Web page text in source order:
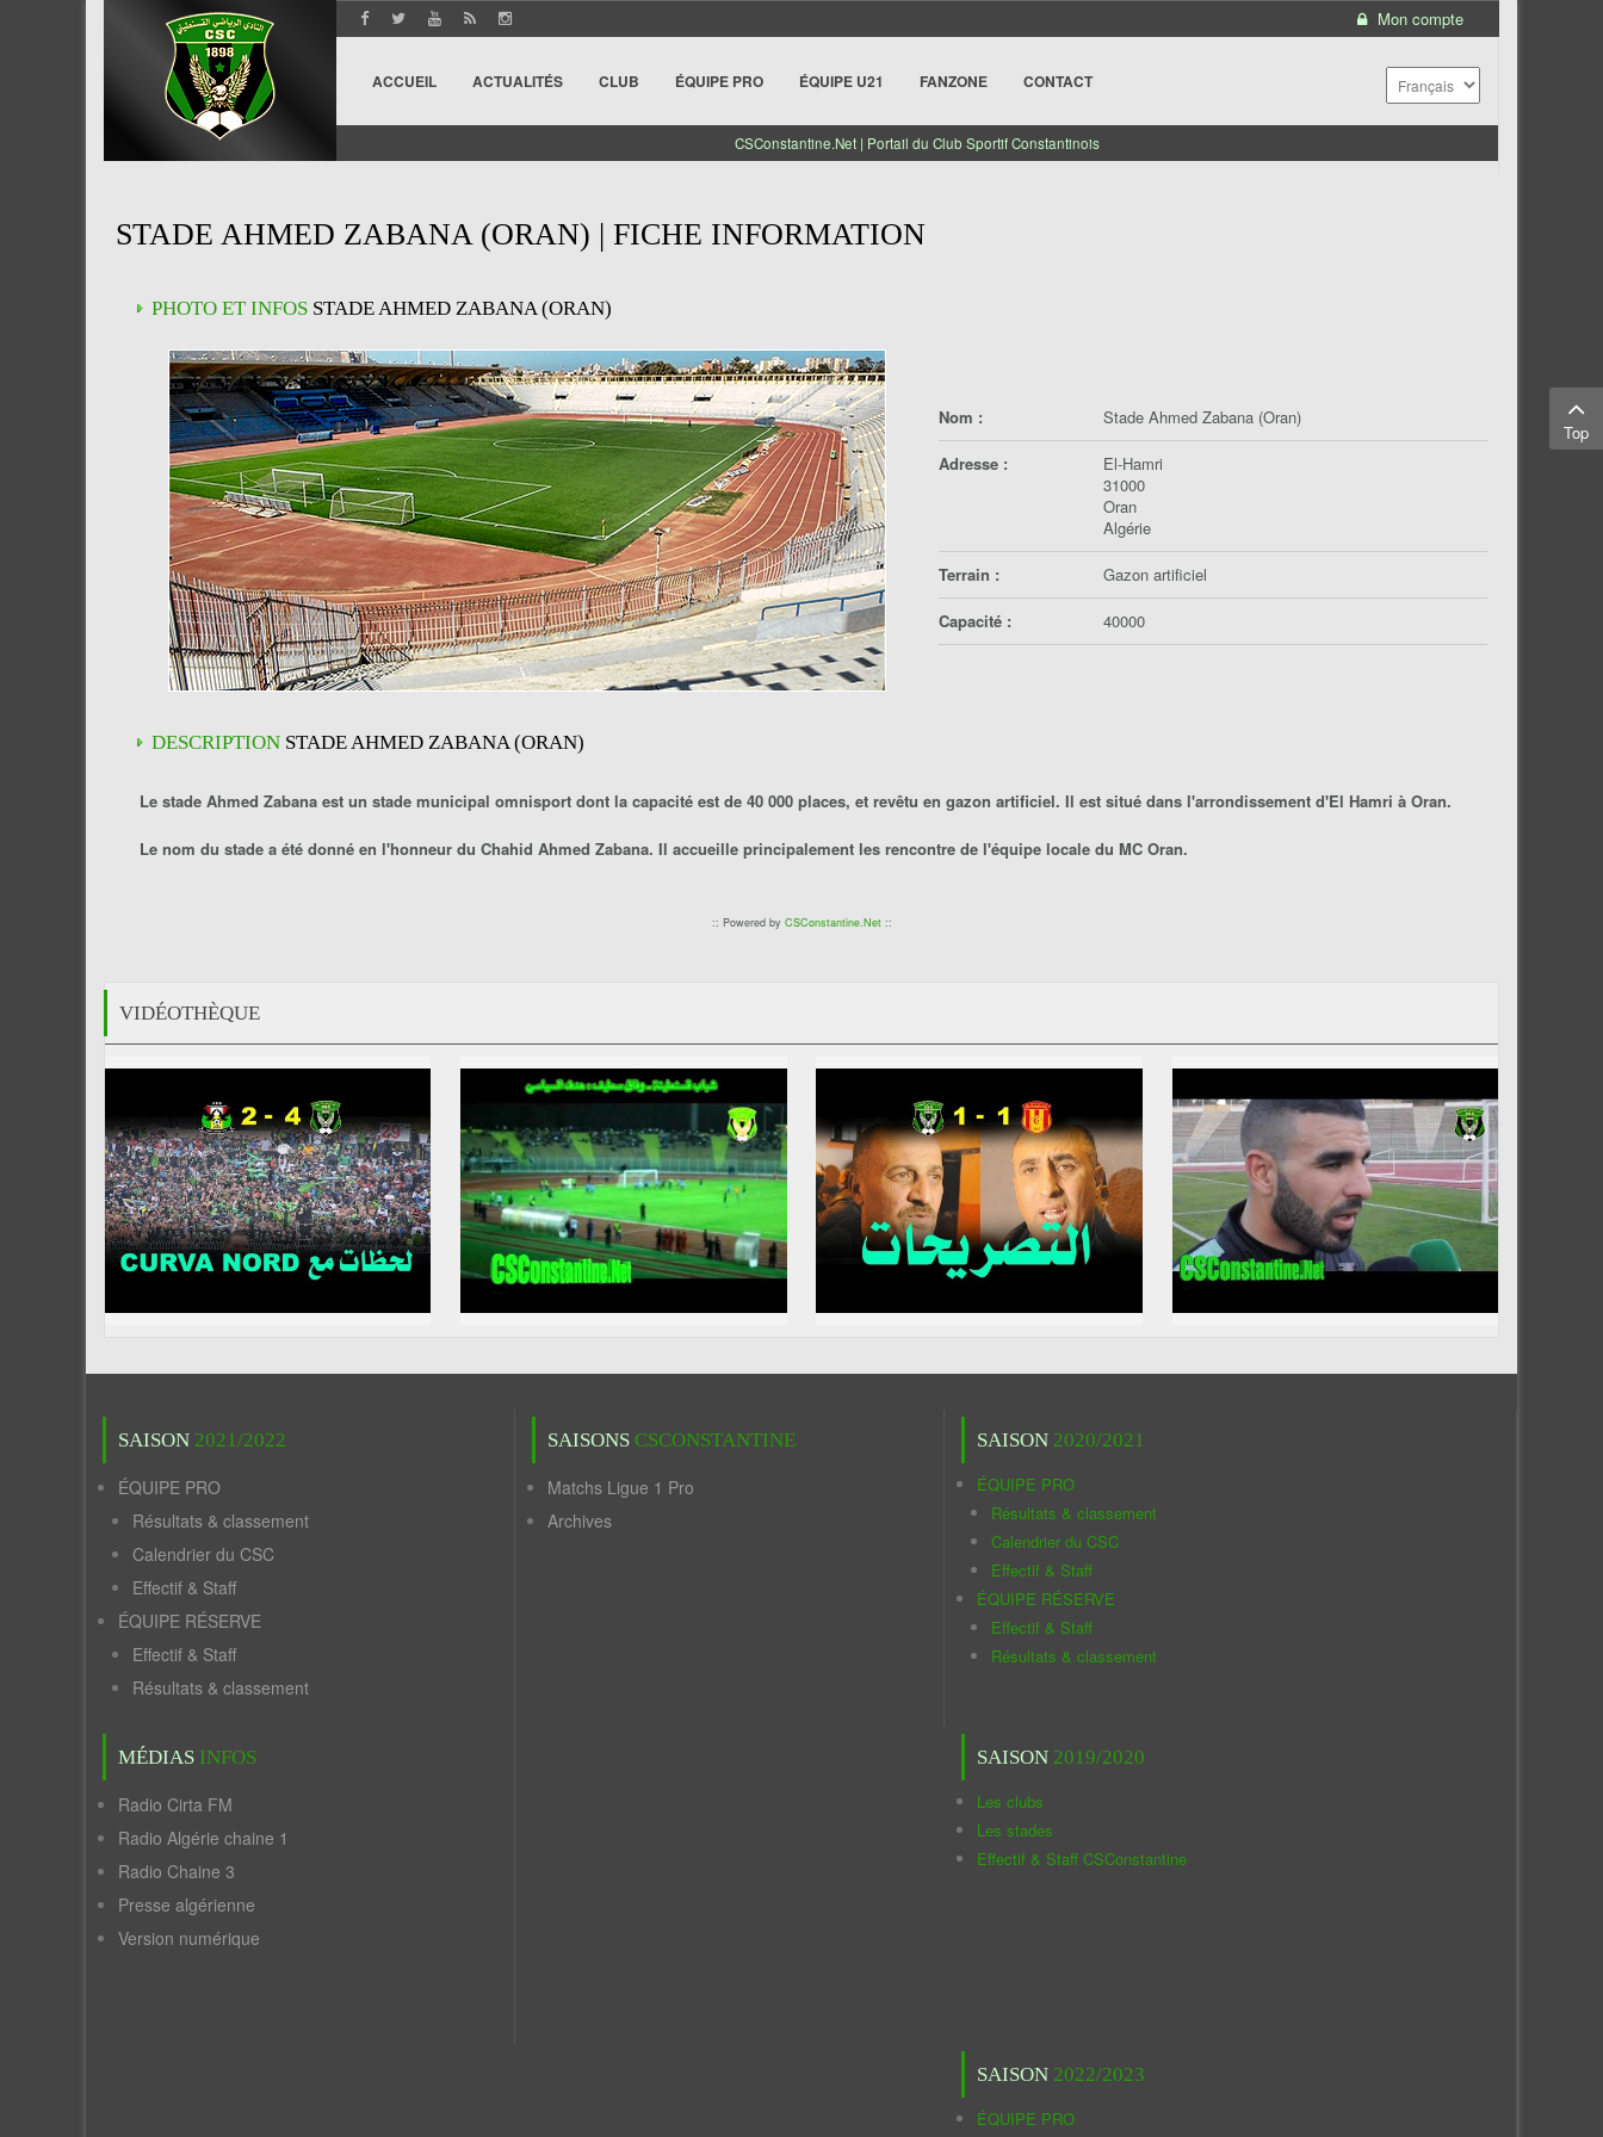
Mon compte
ACCUEIL ACTUALITÉS CLUB ÉQUIPE PRO ÉQUIPE U21 FANZONE CONTACT
CSConstantine.Net | Portail du Club Sportif Constantinois
STADE AHMED ZABANA (ORAN) | FICHE INFORMATION
PHOTO ET INFOS STADE AHMED ZABANA (ORAN)
Nom : Stade Ahmed Zabana (Oran)
Adresse :
El-Hamri
31000
Oran
Algérie
Terrain : Gazon artificiel
Capacité : 40000
DESCRIPTION STADE AHMED ZABANA (ORAN)
Le stade Ahmed Zabana est un stade municipal omnisport dont la capacité est de 40 000 places, et revêtu en gazon artificiel. Il est situé dans l'arrondissement d'El Hamri à Oran.
Le nom du stade a été donné en l'honneur du Chahid Ahmed Zabana. Il accueille principalement les rencontre de l'équipe locale du MC Oran.
:: Powered by CSConstantine.Net::
VIDÉOTHÈQUE
SAISON 2021/2022
ÉQUIPE PRO
Résultats & classement
Calendrier du CSC
Effectif & Staff
ÉQUIPE RÉSERVE
Effectif & Staff
Résultats & classement
MÉDIAS INFOS
Radio Cirta FM
Radio Algérie chaine 1
Radio Chaine 3
Presse algérienne
Version numérique
SAISONS CSCONSTANTINE
Matchs Ligue 1 Pro
Archives
SAISON 2020/2021
ÉQUIPE PRO
Résultats & classement
Calendrier du CSC
Effectif & Staff
ÉQUIPE RÉSERVE
Effectif & Staff
Résultats & classement
SAISON 2019/2020
Les clubs
Les stades
Effectif & Staff CSConstantine
SAISON 2022/2023
ÉQUIPE PRO
Top